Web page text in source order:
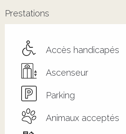
Prestations
Accès handicapés
Ascenseur
Parking
Animaux acceptés